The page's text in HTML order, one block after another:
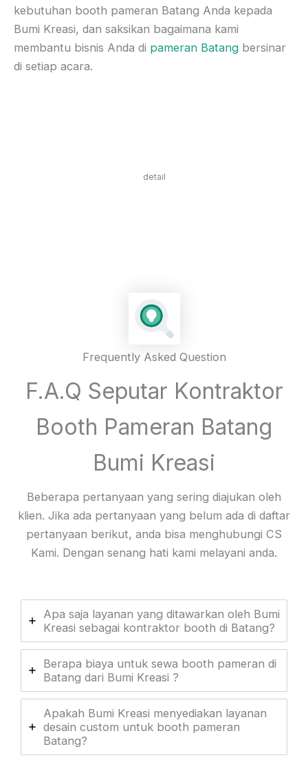
kebutuhan booth pameran Batang Anda kepada
Bumi Kreasi, dan saksikan bagaimana kami
membantu bisnis Anda di pameran Batang bersinar
di setiap acara.
detail
Frequently Asked Question
F.A.Q Seputar Kontraktor
Booth Pameran Batang
Bumi Kreasi
Beberapa pertanyaan yang sering diajukan oleh
klien. Jika ada pertanyaan yang belum ada di daftar
pertanyaan berikut, anda bisa menghubungi CS
Kami. Dengan senang hati kami melayani anda.
Apa saja layanan yang ditawarkan oleh Bumi
Kreasi sebagai kontraktor booth di Batang?
Berapa biaya untuk sewa booth pameran di
Batang dari Bumi Kreasi ?
Apakah Bumi Kreasi menyediakan layanan
desain custom untuk booth pameran
Batang?